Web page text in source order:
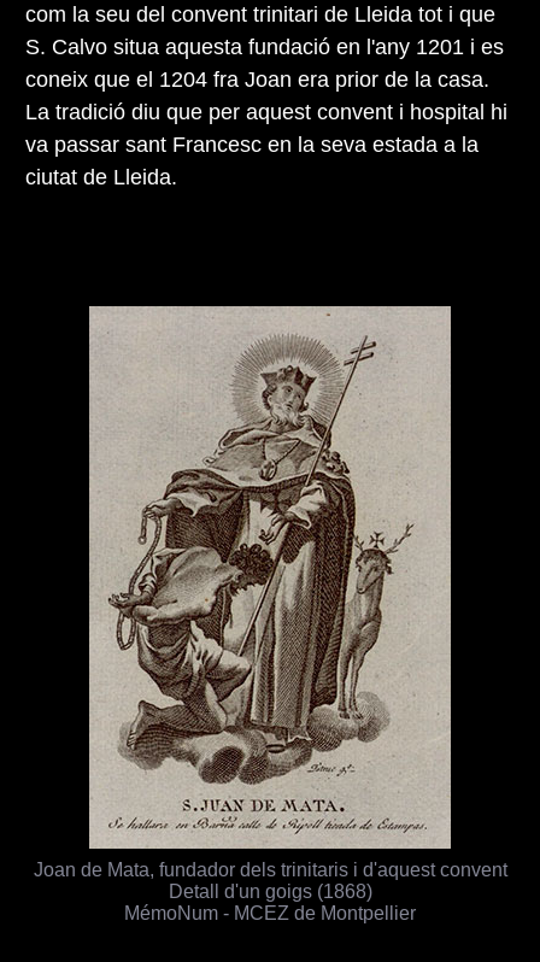
com la seu del convent trinitari de Lleida tot i que
S. Calvo situa aquesta fundació en l'any 1201 i es
coneix que el 1204 fra Joan era prior de la casa.
La tradició diu que per aquest convent i hospital hi
va passar sant Francesc en la seva estada a la
ciutat de Lleida.
Joan de Mata, fundador dels trinitaris i d'aquest convent
Detall d'un goigs (1868)
MémoNum - MCEZ de Montpellier